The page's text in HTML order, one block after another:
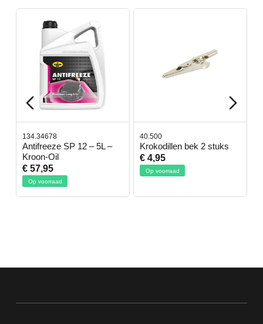
134.34678
Antifreeze SP 12 – 5L –
Kroon-Oil
€ 57,95
Op voorraad
40.500
Krokodillen bek 2 stuks
€ 4,95
Op voorraad